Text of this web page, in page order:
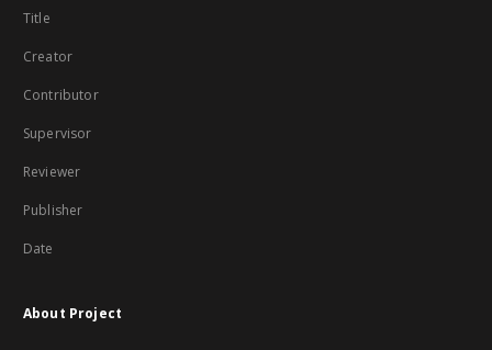
Title
Creator
Contributor
Supervisor
Reviewer
Publisher
Date
About Project